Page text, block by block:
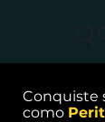
Conquiste
como